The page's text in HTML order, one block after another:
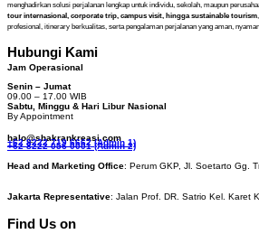
menghadirkan solusi perjalanan lengkap untuk individu, sekolah, maupun
tour internasional, corporate trip, campus visit, hingga sustainable tourism
profesional, itinerary berkualitas, serta pengalaman perjalanan yang aman,
Hubungi Kami
Jam Operasional
Senin – Jumat
09.00 – 17.00 WIB
Sabtu, Minggu & Hari Libur Nasional
By Appointment
halo@shakrankreasi.com
+62 8222 719 6662 (Admin 1)
+62 8222 056 0001 (Admin 2)
Head and Marketing Office: Perum GKP, Jl. Soetarto Gg.
Jakarta Representative: Jalan Prof. DR. Satrio Kel. Karet
Find Us on